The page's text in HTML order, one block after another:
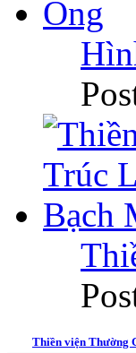
Thiền viện Thường